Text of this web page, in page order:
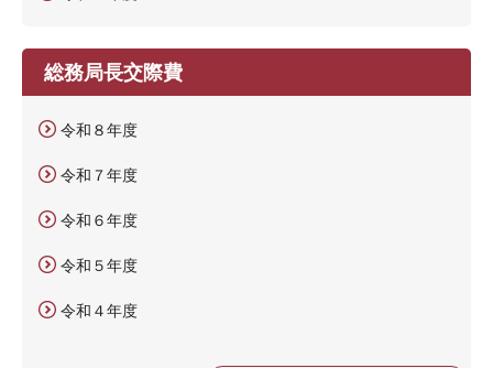
総務局長交際費
令和８年度
令和７年度
令和６年度
令和５年度
令和４年度